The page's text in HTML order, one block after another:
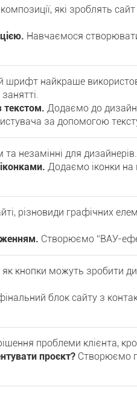
які зроблять
Навчаємося
шрифт найкраще
текстом. Додаємо до
за допомогою
та незамінні для дизайнерів.
Додаємо іконки на
різновиди графічних
Створюємо “ВАУ-
кнопки можуть зробити
блок сайту з
проблеми клієнта,
проєкт? Створюємо